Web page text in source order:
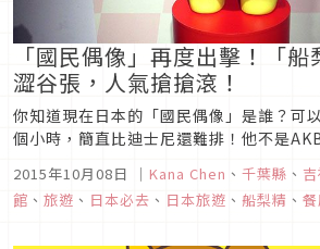
「國民偶像」再度出擊！「
澀谷張，人氣搶搶滾！
你知道現在日本的「國民偶像」是誰？可
個小時，簡直比迪士尼還難排！他不是
千葉縣船橋市的「非官方」吉祥物，由於
他連參加吉祥物大賽的資格都沒有，但這
2015年10月08日 ｜ Kana Chen 、 千葉縣 、
館 、 旅遊 、 日本必去 、 日本旅遊 、 船梨精 、